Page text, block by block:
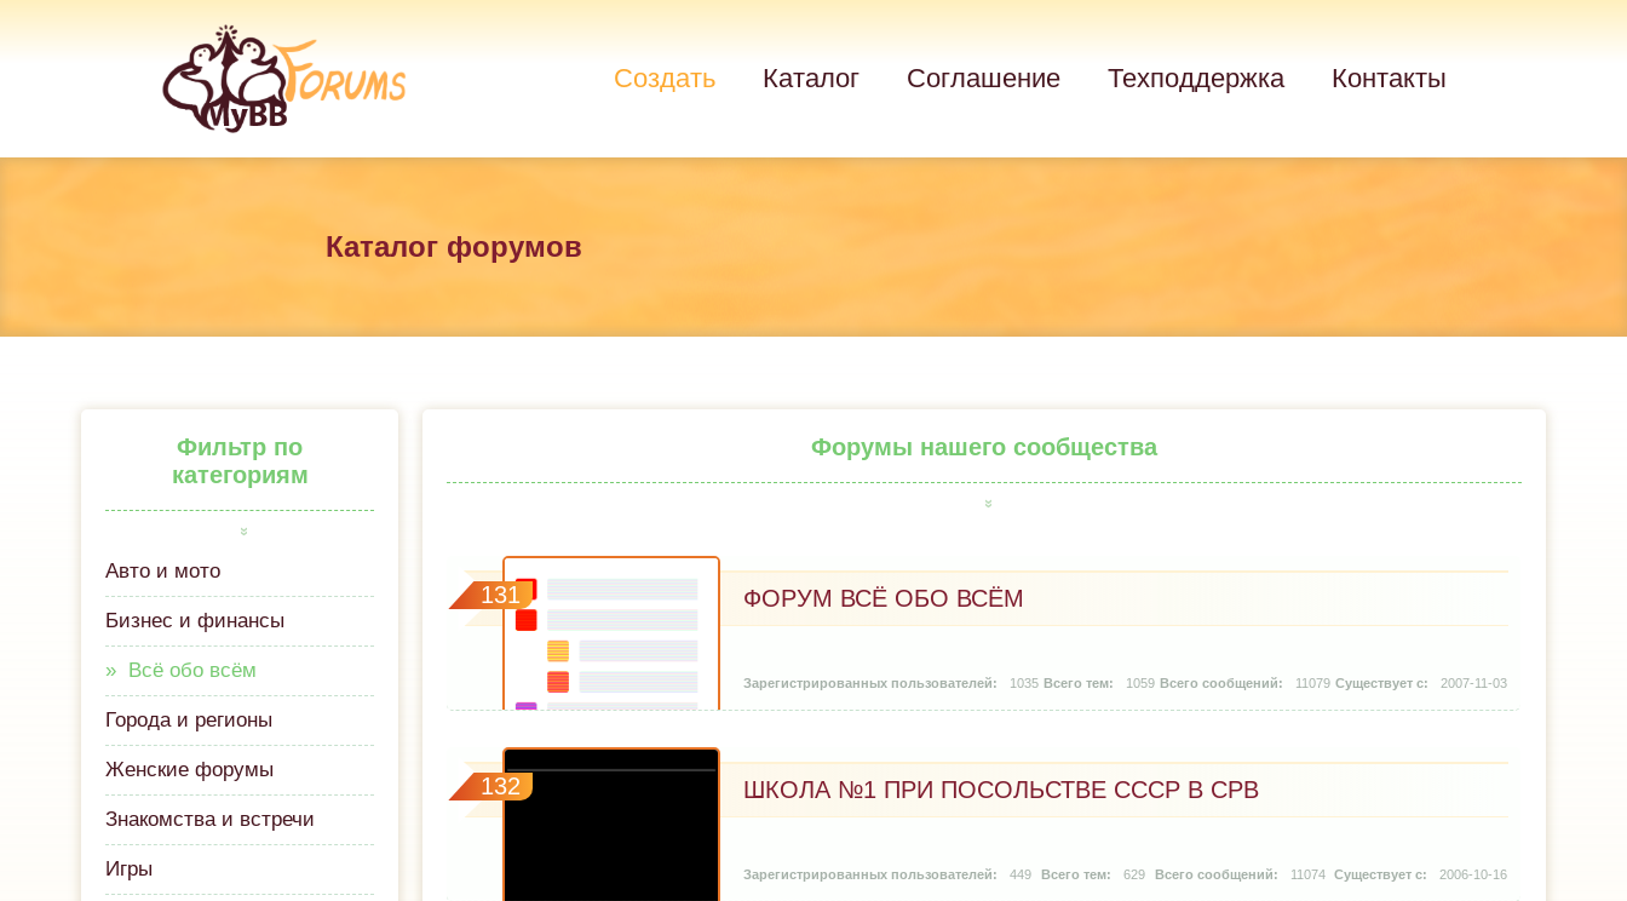
Создать Каталог Соглашение Техподдержка Контакты
Каталог форумов
Фильтр по
категориям
Авто и мото
Бизнес и финансы
Всё обо всём
Города и регионы
Женские форумы
Знакомства и встречи
Игры
Форумы нашего сообщества
131 ФОРУМ ВСЁ ОБО ВСЁМ
1035 1059 11079 2007-11-03
132 ШКОЛА №1 ПРИ ПОСОЛЬСТВЕ СССР В СРВ
449 629 11074 2006-10-16